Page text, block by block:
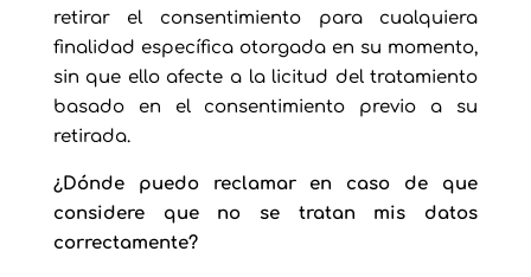
retirar el consentimiento para cualquiera
finalidad específica otorgada en su momento,
sin que ello afecte a la licitud del tratamiento
basado en el consentimiento previo a su
retirada.
¿Dónde puedo reclamar en caso de que
considere que no se tratan mis datos
correctamente?